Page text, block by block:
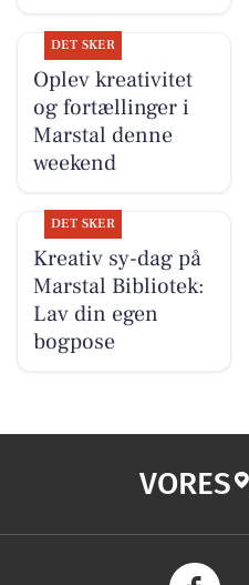
DET SKER
Oplev kreativitet
og fortællinger i
Marstal denne
weekend
DET SKER
Kreativ sy-dag på
Marstal Bibliotek:
Lav din egen
bogpose
VORES